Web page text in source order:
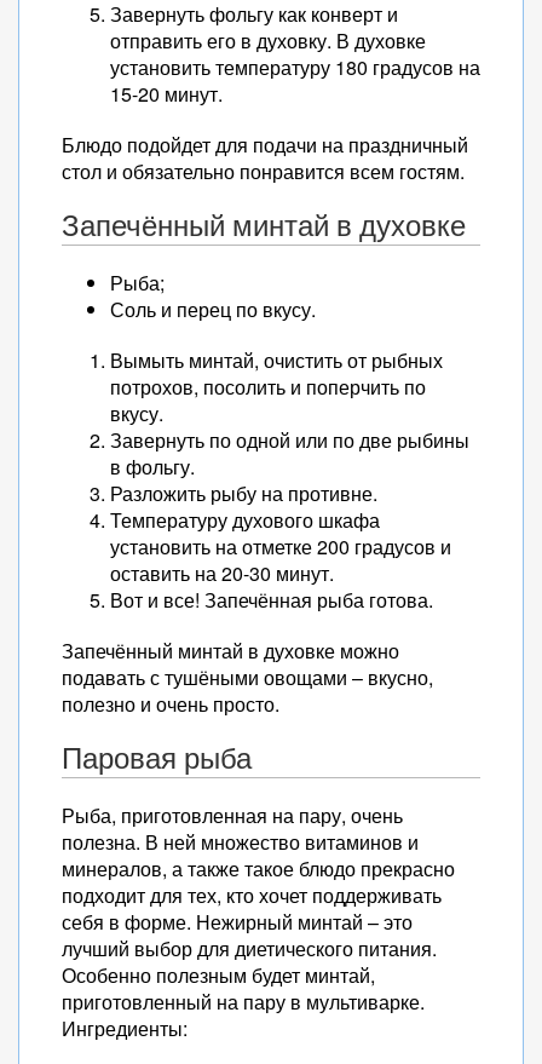
Завернуть фольгу как конверт и
отправить его в духовку. В духовке
установить температуру 180 градусов на
15-20 минут.
Блюдо подойдет для подачи на праздничный
стол и обязательно понравится всем гостям.
Запечённый минтай в духовке
Рыба;
Соль и перец по вкусу.
Вымыть минтай, очистить от рыбных
потрохов, посолить и поперчить по
вкусу.
Завернуть по одной или по две рыбины
в фольгу.
Разложить рыбу на противне.
Температуру духового шкафа
установить на отметке 200 градусов и
оставить на 20-30 минут.
Вот и все! Запечённая рыба готова.
Запечённый минтай в духовке можно
подавать с тушёными овощами – вкусно,
полезно и очень просто.
Паровая рыба
Рыба, приготовленная на пару, очень
полезна. В ней множество витаминов и
минералов, а также такое блюдо прекрасно
подходит для тех, кто хочет поддерживать
себя в форме. Нежирный минтай – это
лучший выбор для диетического питания.
Особенно полезным будет минтай,
приготовленный на пару в мультиварке.
Ингредиенты: